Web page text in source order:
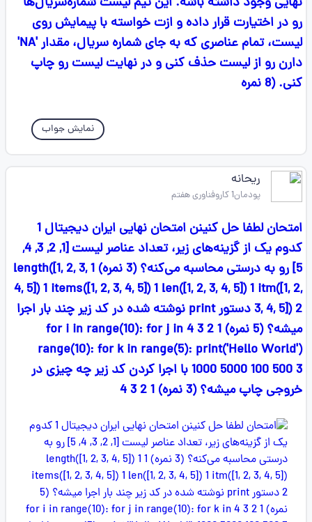
رو در اختیارت قرار داده و ازت خواسته با پیمایش روی
لیست، تمام عناصری که به جای شماره سریال، مقدار 'NA'
دارن رو از لیست حذف کنی و در نهایت لیست رو چاپ
کنی. (8 نمره
نمایش جواب
ریحانه
پودمان1 کاروفناوری هفتم
امتحان لطفا حل کنینن امتحان نهایی ایران دیجیتال 1
کدوم یک از گزینه‌های زیر، تعداد عناصر لیست [1, 2, 3, 4,
5] رو به درستی محاسبه می‌کنه؟ (3 نمره) 1 length([1, 2, 3,
4, 5]) 1 items([1, 2, 3, 4, 5]) 1 len([1, 2, 3, 4, 5]) 1 itm([1, 2,
3, 4, 5]) 2 دستور print نوشته شده در کد زیر چند بار اجرا
میشه؟ (5 نمره) 1 2 3 4 for i in range(10): for j in
range(10): for k in range(5): print('Hello World')
1000 5000 100 500 3 با اجرا کردن کد زیر چه چیزی در
خروجی چاپ میشه؟ (3 نمره) 1 2 3 4